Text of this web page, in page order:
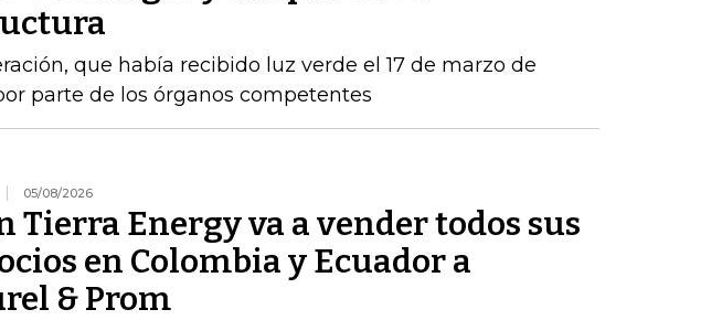
que había recibido luz verde el 17 de marzo de
parte de los órganos competentes
05/08/2026
Tierra Energy va a vender todos sus
en Colombia y Ecuador a
& Prom